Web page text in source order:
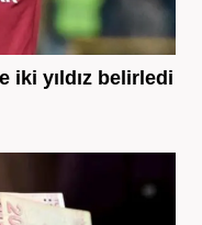
iki yıldız belirledi